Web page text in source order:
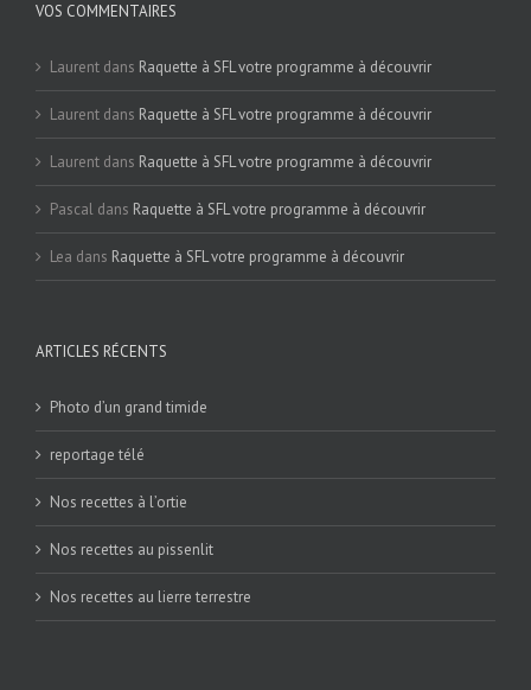
VOS COMMENTAIRES
Laurent dans Raquette à SFL votre programme à découvrir
Laurent dans Raquette à SFL votre programme à découvrir
Laurent dans Raquette à SFL votre programme à découvrir
Pascal dans Raquette à SFL votre programme à découvrir
Lea dans Raquette à SFL votre programme à découvrir
ARTICLES RÉCENTS
Photo d’un grand timide
reportage télé
Nos recettes à l’ortie
Nos recettes au pissenlit
Nos recettes au lierre terrestre